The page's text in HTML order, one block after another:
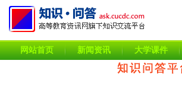
网站首页 新闻资讯 大学课件